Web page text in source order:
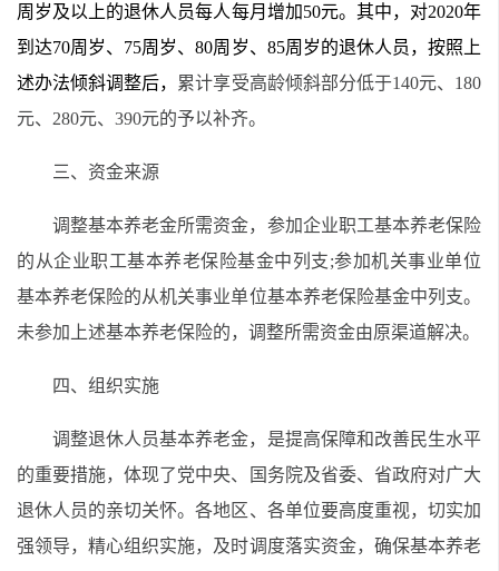
周岁及以上的退休人员每人每月增加50元。其中，对2020年
到达70周岁、 75周岁、80周岁、 85周岁的退休人员，按照上
述办法倾斜调整后， 累计享受高龄倾斜部分低于140元、 180
元、 280元、 390元的予以补齐。
三、资金来源
调整基本养老金所需资金，参加企业职工基本养老保险
的从企业职工基本养老保险基金中列支;参加机关事业单位
基本养老保险的从机关事业单位基本养老保险基金中列支。
未参加 上述基本养老保险的，调整所需资金由原渠道解决。
四、组织实施
调整退休人员基本养老金，是提高保障和改善民生水平
的重要措施，体现了党中央、国务院及省委、省政府对广大
退休人员的亲切关怀。各地区、各单位要高度重视，切实加
强领导，精心组织实施，及时调度落实资金，确保基本养老